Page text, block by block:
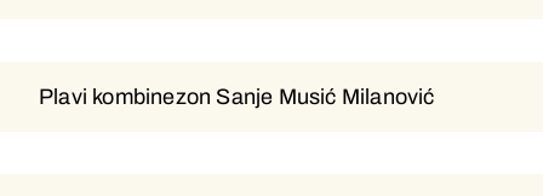
Plavi kombinezon Sanje Musić Milanović
Plavi kombinezon Sanje Musić